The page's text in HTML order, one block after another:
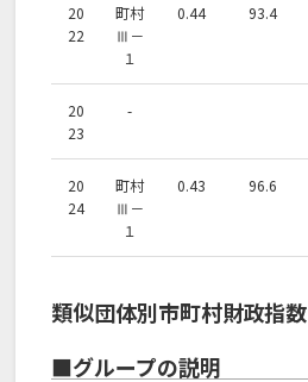
20
22
町村
Ⅲ－
１
0.44 93.4
20
23
-
20
24
町村
Ⅲ－
１
0.43 96.6
類似団体別市町村財政指数
■グループの説明